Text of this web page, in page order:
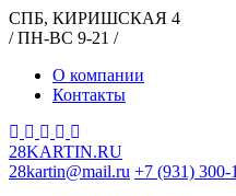
СПБ, КИРИШСКАЯ 4
/ ПН-ВС 9-21 /
О компании
Контакты
28KARTIN.RU
28kartin@mail.ru +7 (931) 300-